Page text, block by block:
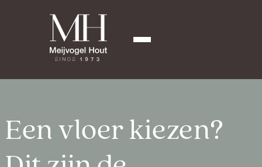
Een vloer kiezen?